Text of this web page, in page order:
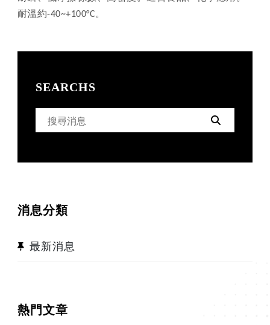
耐溫約-40~+100°C。
SEARCHS
消息分類
最新消息
熱門文章